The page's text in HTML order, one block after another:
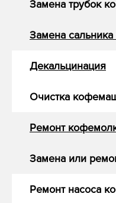
Замена трубок
Замена
Декальцинация
Очистка
Ремонт
Замена или
Ремонт насоса